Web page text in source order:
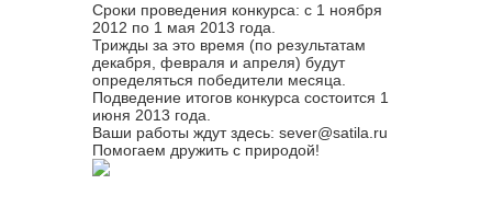
Сроки проведения конкурса: с 1 ноября
2012 по 1 мая 2013 года.
Трижды за это время (по результатам
декабря, февраля и апреля) будут
определяться победители месяца.
Подведение итогов конкурса состоится 1
июня 2013 года.
Ваши работы ждут здесь: sever@satila.ru
Помогаем дружить с природой!